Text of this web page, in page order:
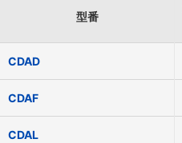
型番
CDAD
CDAF
CDAL